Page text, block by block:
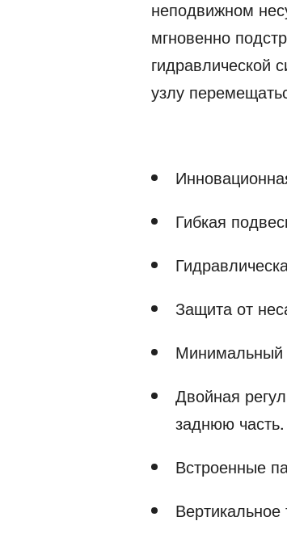
неподвижном
мгновенно
гидравлической
узлу
Гибкая
Защита от
Минимальный
Двойная
заднюю часть.
Встроенные